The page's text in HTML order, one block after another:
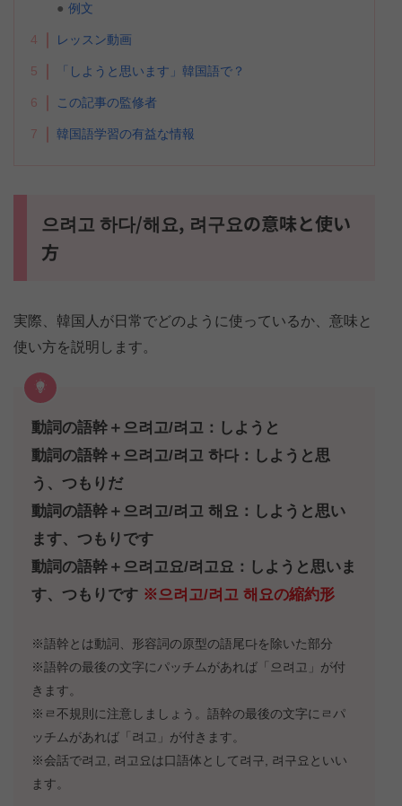
例文
4 レッスン動画
5 「しようと思います」韓国語で？
6 この記事の監修者
7 韓国語学習の有益な情報
으려고 하다/해요, 려구요の意味と使い
方
実際、韓国人が日常でどのように使っているか、意味と
使い方を説明します。
動詞の語幹＋으려고/려고：しようと
動詞の語幹＋으려고/려고 하다：しようと思
う、つもりだ
動詞の語幹＋으려고/려고 해요：しようと思い
ます、つもりです
動詞の語幹＋으려고요/려고요：しようと思いま
す、つもりです ※으려고/려고 해요の縮約形
※語幹とは動詞、形容詞の原型の語尾다を除いた部分
※語幹の最後の文字にパッチムがあれば「으려고」が付
きます。
※ㄹ不規則に注意しましょう。語幹の最後の文字にㄹパ
ッチムがあれば「려고」が付きます。
※会話で려고, 려고요は口語体として려구, 려구요といい
ます。